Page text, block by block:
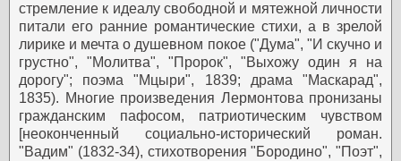
стремление к идеалу свободной и мятежной личности
питали его ранние романтические стихи, а в зрелой
лирике и мечта о душевном покое ("Дума", "И скучно и
грустно", "Молитва", "Пророк", "Выхожу один я на
дорогу"; поэма "Мцыри", 1839; драма "Маскарад",
1835). Многие произведения Лермонтова пронизаны
гражданским пафосом, патриотическим чувством
[неоконченный социально-исторический роман.
"Вадим" (1832-34), стихотворения "Бородино", "Поэт",